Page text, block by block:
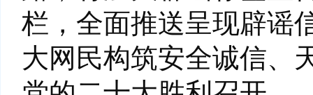
栏，全面推送呈现辟谣
大网民构筑安全诚信、